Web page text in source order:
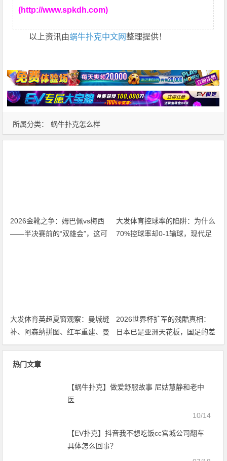
所属分类： 蜗牛扑克怎么样
(http://www.spkdh.com)
以上资讯由蜗牛扑克中文网整理提供！
2026金靴之争：姆巴佩vs梅西
——半决赛前的“双雄会”，这可
大发体育控球率的陷阱：为什么
70%控球率却0-1输球，现代足
大发体育英超夏窗观察：曼城缝
补、阿森纳拼图、红军重建、曼
联破局——新赛季乱战才刚开始
2026世界杯扩军的残酷真相：
日本已是亚洲天花板，国足的差
距远不止几个名额
热门文章
【蜗牛扑克】做爱舒服故事 尼姑慧静和老中
医
10/14
【EV扑克】抖音我不想吃饭cc宫城公司翻车
具体怎么回事？